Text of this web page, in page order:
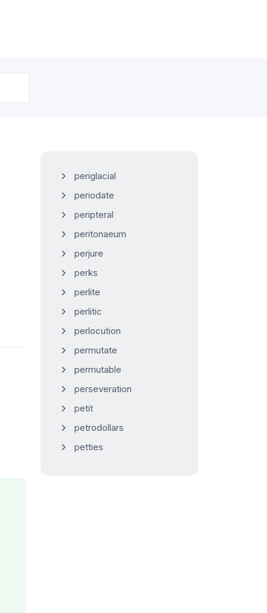
periglacial
periodate
peripteral
peritonaeum
perjure
perks
perlite
perlitic
perlocution
permutate
permutable
perseveration
petit
petrodollars
petties